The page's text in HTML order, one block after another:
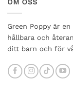
OM OSS
Green Poppy är
hållbara och
ditt barn och för